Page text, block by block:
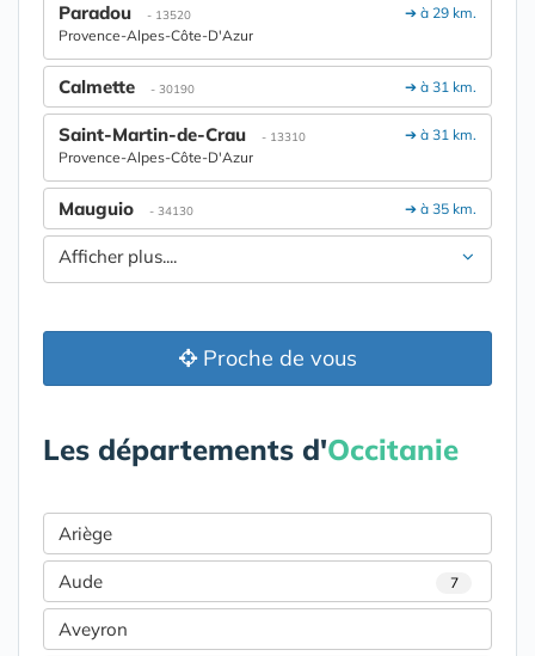
➔ à 29 km.
Paradou - 13520
Provence-Alpes-Côte-D'Azur
➔ à 31 km.
Calmette - 30190
➔ à 31 km.
Saint-Martin-de-Crau - 13310
Provence-Alpes-Côte-D'Azur
➔ à 35 km.
Mauguio - 34130
Afficher plus....
Proche de vous
Les départements d'Occitanie
Ariège
Aude 7
Aveyron